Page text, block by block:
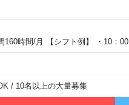
160時間/月 【シフト例】 ・10：
/ 10名以上の大量募集